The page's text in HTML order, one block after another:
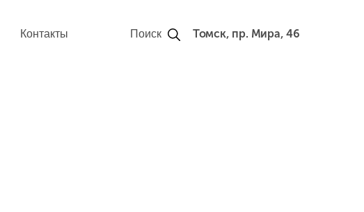
Томск, пр. Мира, 46
Поиск
Контакты